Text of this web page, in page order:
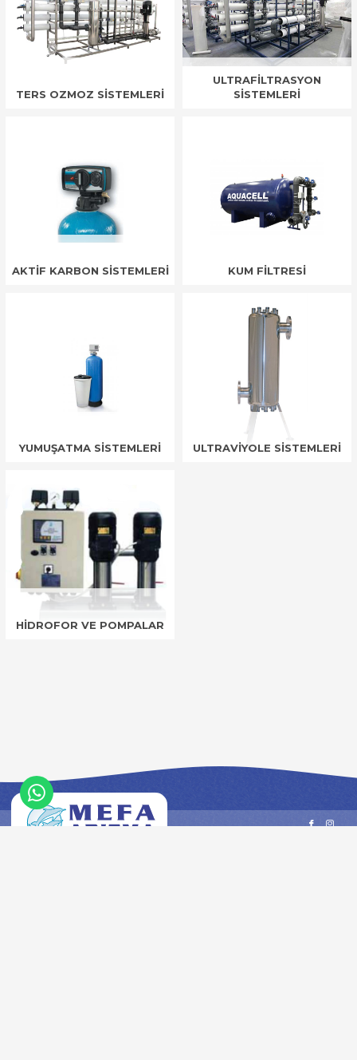
TERS OZMOZ SİSTEMLERİ
ULTRAFİLTRASYON
SİSTEMLERİ
AKTİF KARBON SİSTEMLERİ KUM FİLTRESİ
YUMUŞATMA SİSTEMLERİ ULTRAVİYOLE SİSTEMLERİ
HİDROFOR VE POMPALAR